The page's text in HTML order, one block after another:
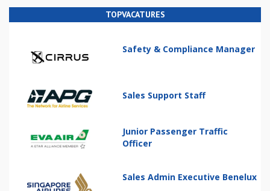
TOPVACATURES
Safety & Compliance Manager
Sales Support Staff
Junior Passenger Traffic
Officer
Sales Admin Executive Benelux